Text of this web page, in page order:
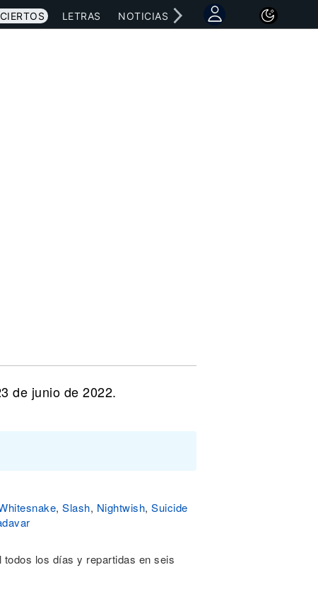
LETRAS NOTICIAS
de junio de 2022.
,Slash, Nightwish,Suicide
los días y repartidas en seis